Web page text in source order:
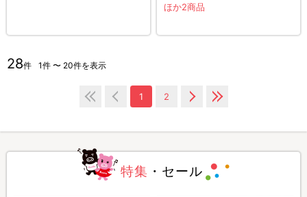
ほか2商品
28件 1件 〜 20件を表示
1 2
特集 ・セール